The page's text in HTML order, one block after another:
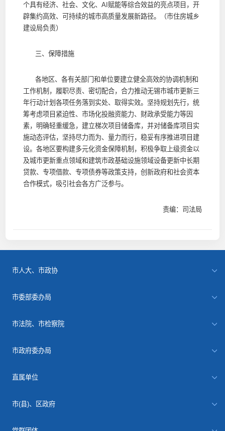
个具有经济、社会、文化、AI赋能等综合效益的亮点项目，开
辟集约高效、可持续的城市高质量发展新路径。（市住房城乡
建设局负责）
三、保障措施
各地区、各有关部门和单位要建立健全高效的协调机制和
工作机制，履职尽责、密切配合，合力推动无锡市城市更新三
年行动计划各项任务落到实处、取得实效。坚持规划先行，统
筹考虑项目紧迫性、市场化投融资能力、财政承受能力等因
素，明确轻重缓急，建立梯次项目储备库，并对储备库项目实
施动态评估，坚持尽力而为、量力而行，稳妥有序推进项目建
设。各地区要构建多元化资金保障机制，积极争取上级资金以
及城市更新重点领域和建筑市政基础设施领域设备更新中长期
贷款、专项借款、专项债券等政策支持，创新政府和社会资本
合作模式，吸引社会各方广泛参与。
责编：司法局
市人大、市政协
市委部委办局
市法院、市检察院
市政府委办局
直属单位
市(县)、区政府